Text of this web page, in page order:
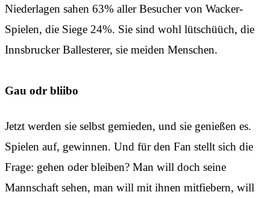
Niederlagen sahen 63% aller Besucher von Wacker-
Spielen, die Siege 24%. Sie sind wohl lütschüüch, die
Innsbrucker Ballesterer, sie meiden Menschen.
Gau odr bliibo
Jetzt werden sie selbst gemieden, und sie genießen es.
Spielen auf, gewinnen. Und für den Fan stellt sich die
Frage: gehen oder bleiben? Man will doch seine
Mannschaft sehen, man will mit ihnen mitfiebern, will